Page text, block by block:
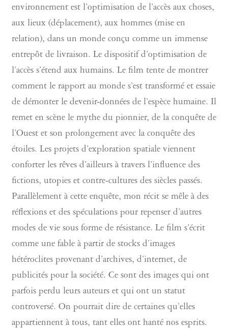
environnement est l’optimisation de l’accès aux choses,
aux lieux (déplacement), aux hommes (mise en
relation), dans un monde conçu comme un immense
entrepôt de livraison. Le dispositif d’optimisation de
l’accès s’étend aux humains. Le film tente de montrer
comment le rapport au monde s’est transformé et essaie
de démonter le devenir-données de l’espèce humaine. Il
remet en scène le mythe du pionnier, de la conquête de
l’Ouest et son prolongement avec la conquête des
étoiles. Les projets d’exploration spatiale viennent
conforter les rêves d’ailleurs à travers l’influence des
fictions, utopies et contre-cultures des siècles passés.
Parallèlement à cette enquête, mon récit se mêle à des
réflexions et des spéculations pour repenser d’autres
modes de vie sous forme de résistance. Le film s’écrit
comme une fable à partir de stocks d’images
hétéroclites provenant d’archives, d’internet, de
publicités pour la société. Ce sont des images qui ont
parfois perdu leurs auteurs et qui ont un statut
controversé. On pourrait dire de certaines qu’elles
appartiennent à tous, tant elles ont hanté nos esprits.